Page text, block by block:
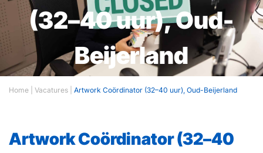
(32–40 uur), Oud-
Beijerland
Home Vacatures Artwork Coördinator (32–40 uur), Oud-Beijerland
Artwork Coördinator (32–40